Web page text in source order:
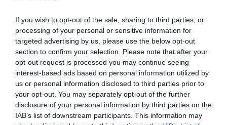
If you wish to opt-out of the sale, sharing to third parties, or
processing of your personal or sensitive information for
targeted advertising by us, please use the below opt-out
section to confirm your selection. Please note that after your
opt-out request is processed you may continue seeing
interest-based ads based on personal information utilized by
us or personal information disclosed to third parties prior to
your opt-out. You may separately opt-out of the further
disclosure of your personal information by third parties on the
IAB’s list of downstream participants. This information may